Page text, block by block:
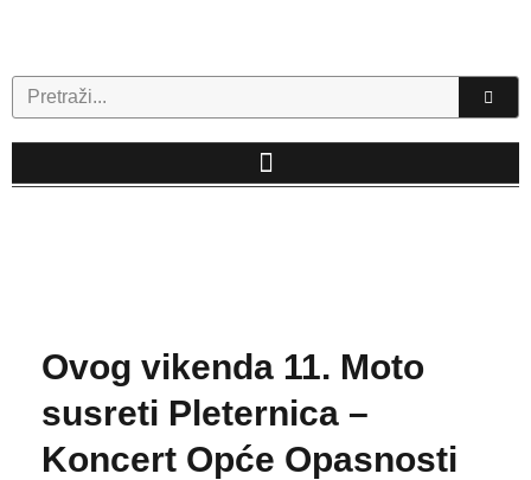
Search
Ovog vikenda 11. Moto
susreti Pleternica –
Koncert Opće Opasnosti